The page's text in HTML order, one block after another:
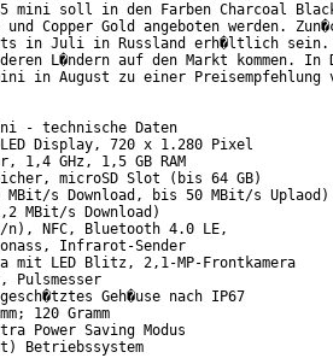
S5 mini soll in den Farben Charcoal
Copper Gold angeboten werden.
in Juli in Russland erh�ltlich
L�ndern auf den Markt kommen. In
in August zu einer Preisempfehlung
- technische Daten
Display, 720 x 1.280 Pixel
1,4 GHz, 1,5 GB RAM
microSD Slot (bis 64 GB)
s Download, bis 50 MBit/s Uplaod)
MBit/s Download)
n), NFC, Bluetooth 4.0 LE,
Infrarot-Sender
mit LED Blitz, 2,1-MP-Frontkamera
Pulsmesser
Geh�use nach IP67
120 Gramm
Power Saving Modus
Betriebssystem